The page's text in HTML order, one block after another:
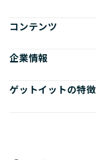
コンテンツ
企業情報
ゲットイットの特徴